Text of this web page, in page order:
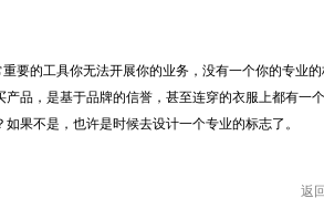
的工具你无法开展你的业务，没有一个你的专业
产品，是基于品牌的信誉，甚至连穿的衣服上都有
如果不是，也许是时候去设计一个专业的标志了。
返回